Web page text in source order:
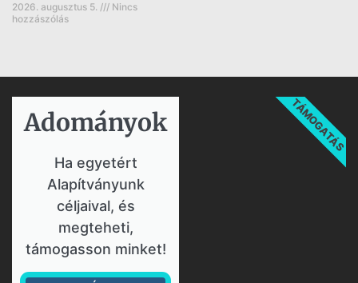
2026. augusztus 5.
Nincs
hozzászólás
Adományok​
Ha egyetért
Alapítványunk
céljaival, és
megteheti,
támogasson minket!
TÁMOGATÁS